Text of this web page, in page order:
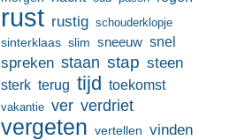
rust rustig schouderklopje
sinterklaas slim sneeuw snel
spreken staan stap steen
sterk terug tijd toekomst
vakantie ver verdriet
vergeten vertellen vinden